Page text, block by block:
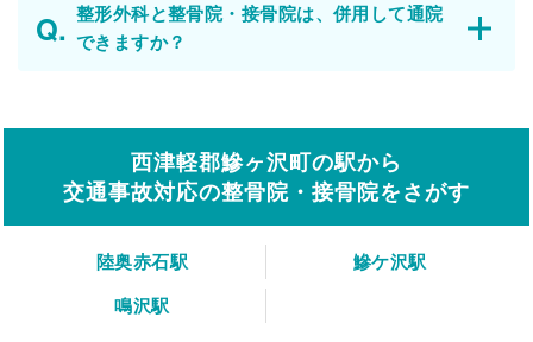
整形外科と整骨院・接骨院は、併用して通院
できますか？
西津軽郡鰺ヶ沢町の駅から
交通事故対応の整骨院・接骨院をさがす
陸奥赤石駅
鰺ケ沢駅
鳴沢駅